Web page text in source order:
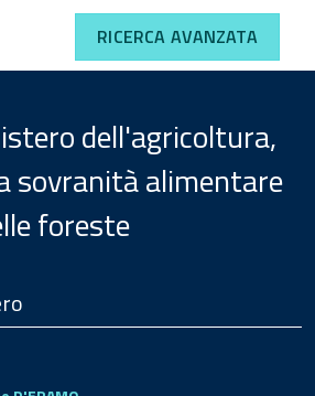
RICERCA AVANZATA
dell'agricoltura,
sovranità alimentare
foreste